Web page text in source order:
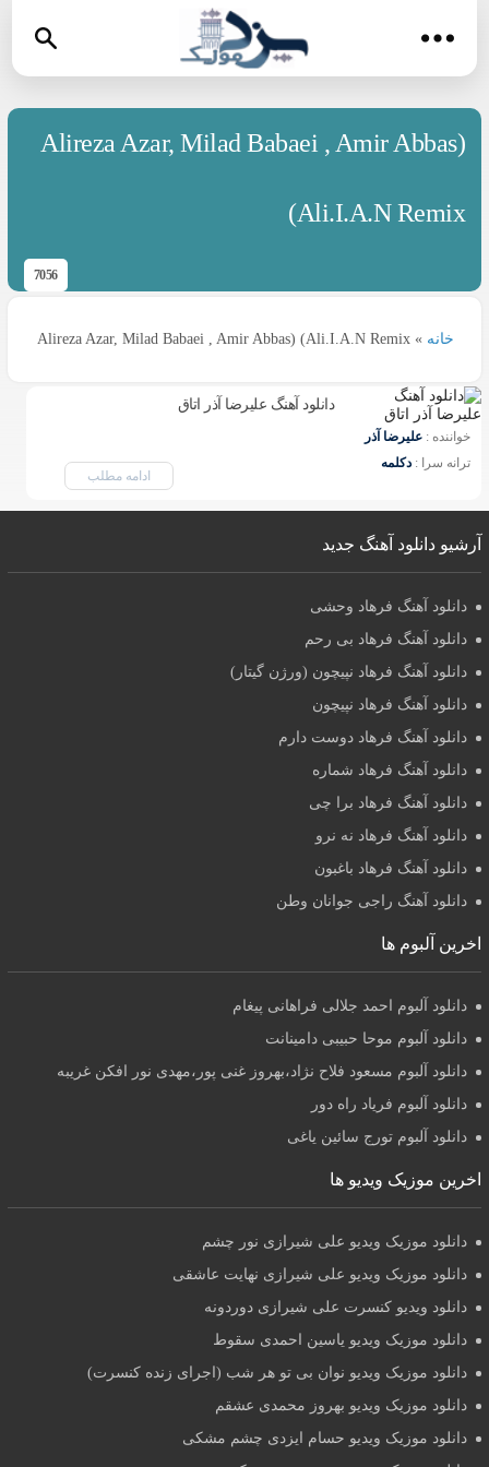
Alireza Azar, Milad Babaei , Amir Abbas)
(Ali.I.A.N Remix
7056
خانه »
Alireza Azar, Milad Babaei , Amir Abbas) (Ali.I.A.N Remix
دانلود آهنگ علیرضا آذر اتاق
خواننده : علیرضا آذر
ترانه سرا : دکلمه
ادامه مطلب
آرشیو دانلود آهنگ جدید
دانلود آهنگ فرهاد وحشی
دانلود آهنگ فرهاد بی رحم
دانلود آهنگ فرهاد نپیچون (ورژن گیتار)
دانلود آهنگ فرهاد نپیچون
دانلود آهنگ فرهاد دوست دارم
دانلود آهنگ فرهاد شماره
دانلود آهنگ فرهاد برا چی
دانلود آهنگ فرهاد نه نرو
دانلود آهنگ فرهاد باغبون
دانلود آهنگ راجی جوانان وطن
اخرین آلبوم ها
دانلود آلبوم احمد جلالی فراهانی پیغام
دانلود آلبوم موحا حبیبی دامینانت
دانلود آلبوم مسعود فلاح نژاد،بهروز غنی پور،مهدی نور افکن غریبه
دانلود آلبوم فریاد راه دور
دانلود آلبوم تورج سائین یاغی
اخرین موزیک ویدیو ها
دانلود موزیک ویدیو علی شیرازی نور چشم
دانلود موزیک ویدیو علی شیرازی نهایت عاشقی
دانلود ویدیو کنسرت علی شیرازی دوردونه
دانلود موزیک ویدیو یاسین احمدی سقوط
دانلود موزیک ویدیو نوان بی تو هر شب (اجرای زنده کنسرت)
دانلود موزیک ویدیو بهروز محمدی عشقم
دانلود موزیک ویدیو حسام ایزدی چشم مشکی